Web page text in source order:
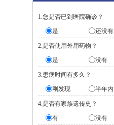
1.您是否已到医院确诊？
是
还没有
2.是否使用外用药物？
是
没有
3.患病时间有多久？
刚发现
半年内
4.是否有家族遗传史？
有
没有